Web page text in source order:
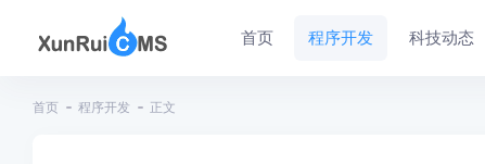
首页 程序开发 科技动态
首页 程序开发 正文